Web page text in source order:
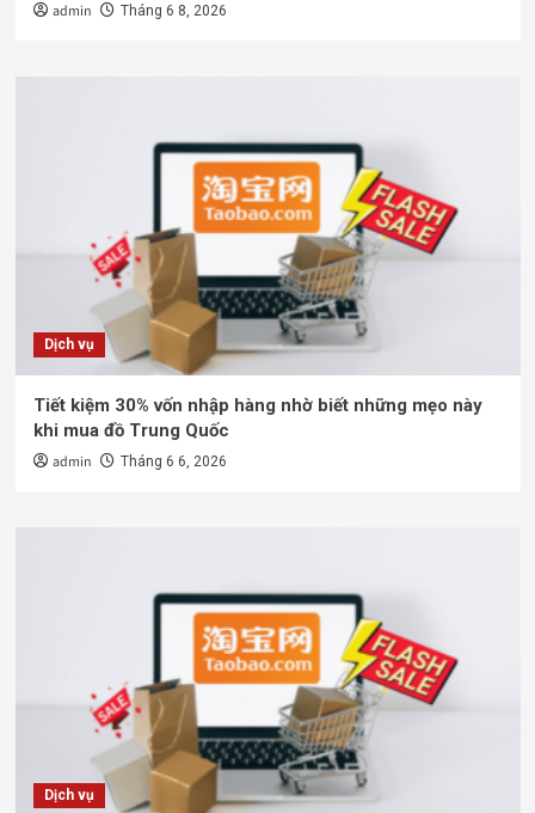
admin Tháng 6 8, 2026
Dịch vụ
Tiết kiệm 30% vốn nhập hàng nhờ biết những mẹo này
khi mua đồ Trung Quốc
admin Tháng 6 6, 2026
Dịch vụ